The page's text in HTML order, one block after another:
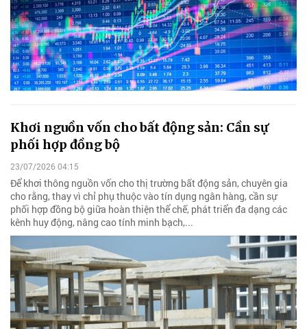
Khơi nguồn vốn cho bất động sản: Cần sự
phối hợp đồng bộ
23/07/2026 04:15
Để khơi thông nguồn vốn cho thị trường bất động sản, chuyên gia
cho rằng, thay vì chỉ phụ thuộc vào tín dụng ngân hàng, cần sự
phối hợp đồng bộ giữa hoàn thiện thể chế, phát triển đa dạng các
kênh huy động, nâng cao tính minh bạch,...